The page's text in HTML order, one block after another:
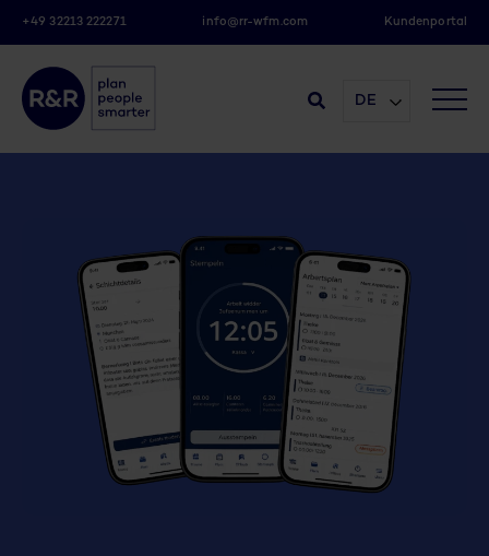
+49 32213 222271 info@rr-wfm.com Kundenportal
DE